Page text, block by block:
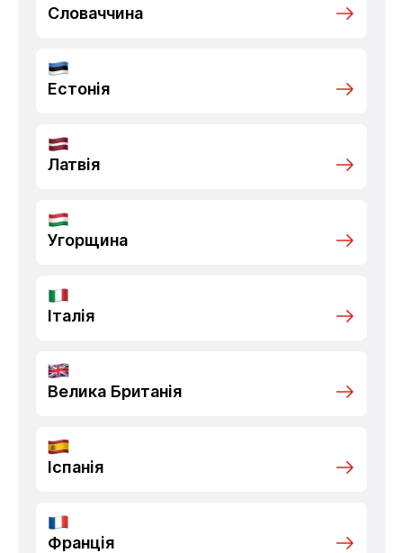
Словаччина
Естонія
Латвія
Угорщина
Італія
Велика Британія
Іспанія
Франція